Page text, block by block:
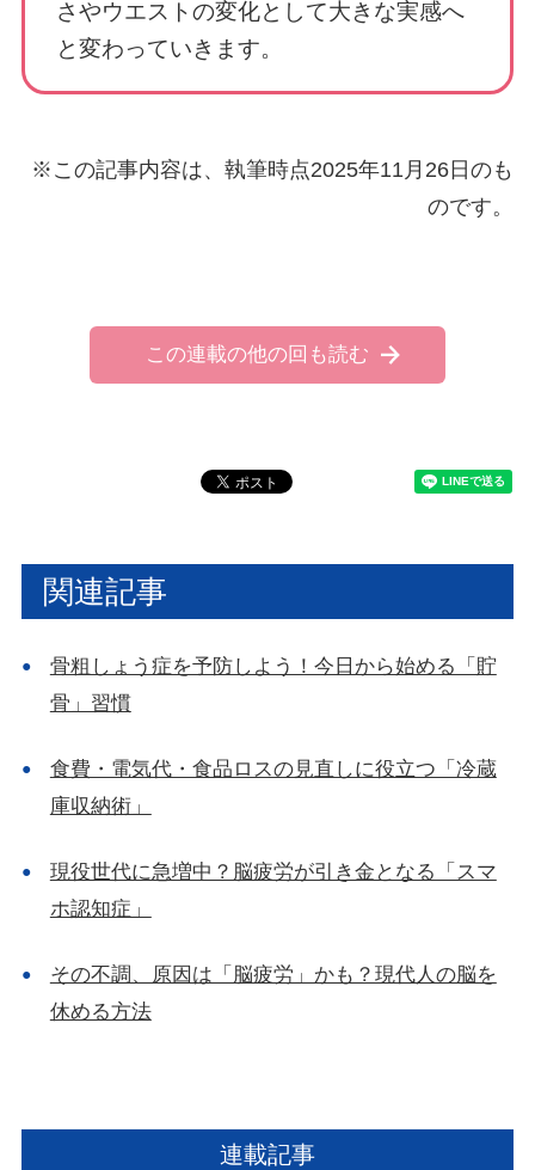
さやウエストの変化として大きな実感へ
と変わっていきます。
※この記事内容は、執筆時点2025年11月26日のも
のです。
この連載の他の回も読む
関連記事
骨粗しょう症を予防しよう！今日から始める「貯
骨」習慣
食費・電気代・食品ロスの見直しに役立つ「冷蔵
庫収納術」
現役世代に急増中？脳疲労が引き金となる「スマ
ホ認知症」
その不調、原因は「脳疲労」かも？現代人の脳を
休める方法
連載記事